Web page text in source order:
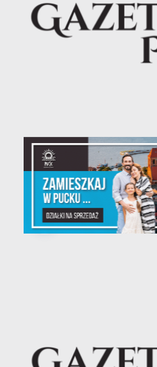
30 - 06 -
Gazetka